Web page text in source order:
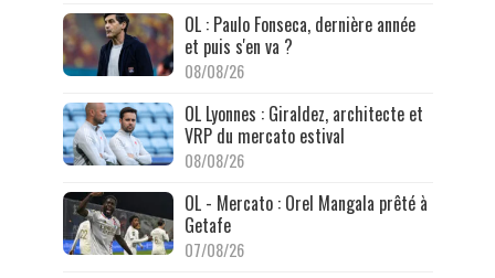
OL : Paulo Fonseca, dernière année
et puis s'en va ?
08/08/26
OL Lyonnes : Giraldez, architecte et
VRP du mercato estival
08/08/26
OL - Mercato : Orel Mangala prêté à
Getafe
07/08/26